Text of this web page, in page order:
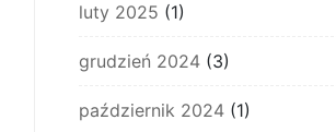
luty 2025 (1)
grudzień 2024 (3)
październik 2024 (1)